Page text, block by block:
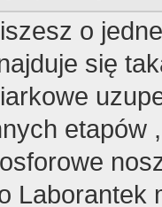
o
się
etapów
Laborantek